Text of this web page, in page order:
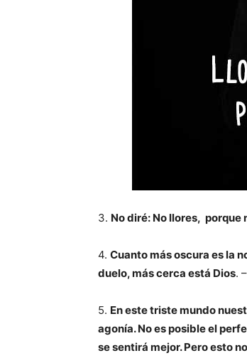
3. No diré: No llores, porque
4. Cuanto más oscura es la
duelo, más cerca está Dios. –
5. En este triste mundo
agonía. No es posible el
se sentirá mejor. Pero esto